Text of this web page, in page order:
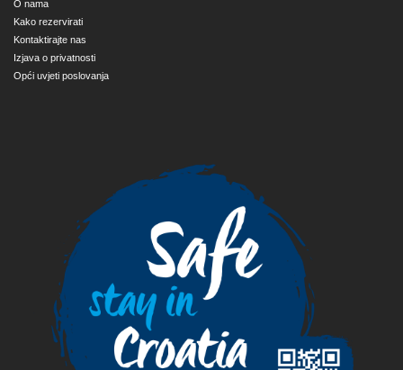
O nama
Kako rezervirati
Kontaktirajte nas
Izjava o privatnosti
Opći uvjeti poslovanja